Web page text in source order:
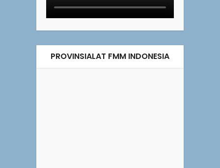
PROVINSIALAT FMM INDONESIA